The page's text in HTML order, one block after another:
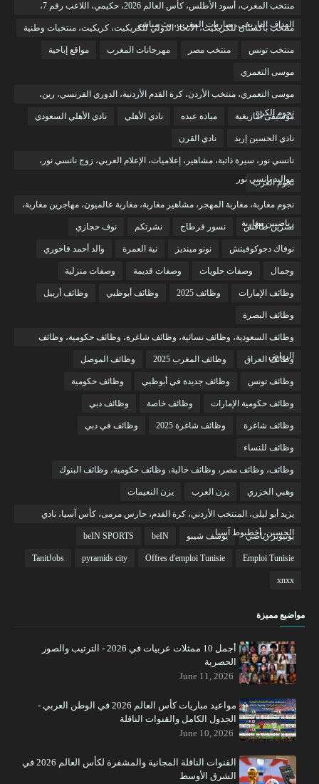
منتخب المغرب، أسود الأطلس، كأس العالم 2026، حكيمي، اللاعب رقم 7،
الهداف التاريخي، مباريات المغرب، بث مباشر
منتخب باكستان للكريكيت، الاتحاد الدولي للكريكيت، كريكيت، منتخبات وطنية
منتخب تونس منتخب مصر مهرجانات المغرب مواقع إباحية
موسى التعمري
موسى التعمري، منتخب الأردن، كرة القدم الأردنية، الدوري الفرنسي، رين،
نجوم الكرة
موسيقى أمازيغية ميادة عبده نادي الأهلي نادي الأهلي السعودي
نادي الحسين إربد نادي القرن
نانسي نور، سيرة ذاتية، مشاهير، إعلاميات، الإعلام العربي، زوج نانسي نور،
مواليد نانسي نور
نجوم العرب
نجوم مغاربة، مغاربة المهجر، مشاهير مغاربة، مغاربة عالميون، مهاجرين مغاربة،
رياضيين مغاربة
نسرين طافش نسور قرطاج نشرتكم نوف حجازي
نوفاك دجوكوفيتش نونو مينديز نية العمرة والد أحمد فاخوري
وجمال وصفات حلويات وصفات قديمة وصفات منزلية
وظائف الإمارات وظائف 2025 وظائف أبوظبي وظائف أربيل
وظائف البصرة
وظائف السعودية، وظائف نسائية، وظائف شاغرة، وظائف حكومية، وظائف
الرياض
وظائف العراق وظائف المغرب 2025 وظائف الموصل
وظائف تونس وظائف جديدة في أبوظبي وظائف حكومية
وظائف حكومية الإمارات وظائف خاصة وظائف دبي
وظائف شاغرة وظائف شاغرة 2025 وظائف في دبي
وظائف للنساء
وظائف، وظائف مصر، وظائف خالية، وظائف حكومية، وظائف البنوك
وهبي الخزري يزن العرب يزن النعيمات
يزيد أبو ليلى، المنتخب الأردني، كرة القدم، حارس مرمى، كأس آسيا، نادي
الحسين، أخطبوط آسيا
يوتيوبر رياضي يوسف شيبو beIN
beIN SPORTS
Emploi Tunisie
Offres d'emploi Tunisie
pyramids city
TanitJobs
xnxx
مواضيع مميزة
أجمل 10 ممثلات عربيات في 2026 - الترتيب والصور
الحصرية
June 11, 2026
مواعيد مباريات كأس العالم 2026 في الوطن العربي -
الجدول الكامل والقنوات الناقلة
June 10, 2026
القنوات الناقلة المجانية والمشفرة لكأس العالم 2026 في
الشرق الأوسط